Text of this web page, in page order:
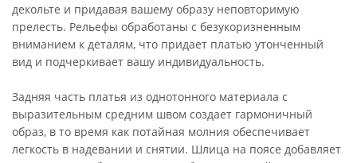
декольте и придавая вашему образу неповторимую
прелесть. Рельефы обработаны с безукоризненным
вниманием к деталям, что придает платью утонченный
вид и подчеркивает вашу индивидуальность.
Задняя часть платья из однотонного материала с
выразительным средним швом создает гармоничный
образ, в то время как потайная молния обеспечивает
легкость в надевании и снятии. Шлица на поясе добавляет